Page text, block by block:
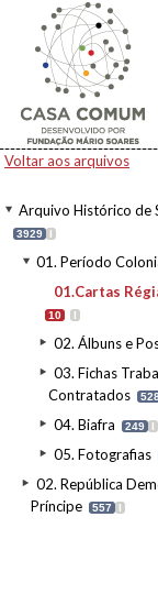
Voltar aos arquivos
Arquivo Histórico de
3929 I
01. Período
01.Cartas
10 I
02. Álbuns e
03. Fichas
Contratados
04. Biafra 249 I
05. Fotografias
02. República
Príncipe
557 I